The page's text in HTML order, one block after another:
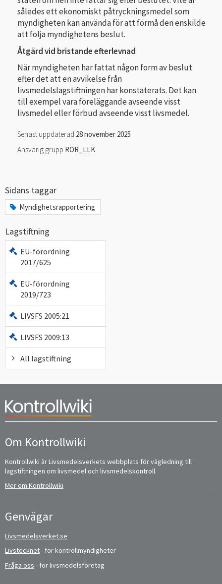
således ett ekonomiskt påtryckningsmedel som
myndigheten kan använda för att förmå den enskilde
att följa myndighetens beslut.
Åtgärd vid bristande efterlevnad
När myndigheten har fattat någon form av beslut
efter det att en avvikelse från
livsmedelslagstiftningen har konstaterats. Det kan
till exempel vara föreläggande avseende visst
livsmedel eller förbud avseende visst livsmedel.
Senast uppdaterad 28 november 2025
Ansvarig grupp ROR_LLK
Sidans taggar
Myndighetsrapportering
Lagstiftning
EU-förordning
2017/625
EU-förordning
2019/723
LIVSFS 2005:21
LIVSFS 2009:13
All lagstiftning
Om Kontrollwiki
Kontrollwiki är Livsmedelsverkets webbplats för vägledning till
lagstiftningen om livsmedel och livsmedelskontroll.
Mer om Kontrollwiki
Genvägar
Livsmedelsverket.se
Livstecknet- för kontrollmyndigheter
Fråga oss - för livsmedelsföretag